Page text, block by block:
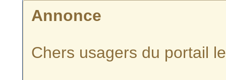
Annonce
Chers usagers du portail